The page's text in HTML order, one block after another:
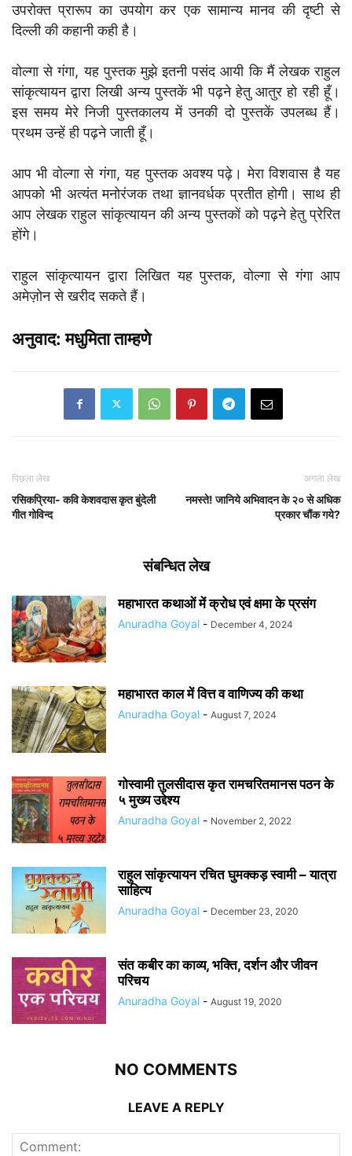
उपरोक्त प्रारूप का उपयोग कर एक सामान्य मानव की दृष्टी से
दिल्ली की कहानी कही है।
वोल्गा से गंगा, यह पुस्तक मुझे इतनी पसंद आयी कि मैं लेखक राहुल
सांकृत्यायन द्वारा लिखी अन्य पुस्तकें भी पढ़ने हेतु आतुर हो रही हूँ।
इस समय मेरे निजी पुस्तकालय में उनकी दो पुस्तकें उपलब्ध हैं।
प्रथम उन्हें ही पढ़ने जाती हूँ।
आप भी वोल्गा से गंगा, यह पुस्तक अवश्य पढ़े। मेरा विशवास है यह
आपको भी अत्यंत मनोरंजक तथा ज्ञानवर्धक प्रतीत होगी। साथ ही
आप लेखक राहुल सांकृत्यायन की अन्य पुस्तकों को पढ़ने हेतु प्रेरित
होंगे।
राहुल सांकृत्यायन द्वारा लिखित यह पुस्तक, वोल्गा से गंगा आप
अमेज़ोन से खरीद सकते हैं।
अनुवाद: मधुमिता ताम्हणे
पिछला लेख
रसिकप्रिया- कवि केशवदास कृत बुंदेली
गीत गोविन्द
अगला लेख
नमस्ते! जानिये अभिवादन के २० से अधिक
प्रकार चौंक गये?
संबन्धित लेख
महाभारत कथाओं में क्रोध एवं क्षमा के प्रसंग
Anuradha Goyal - December 4, 2024
महाभारत काल में वित्त व वाणिज्य की कथा
Anuradha Goyal - August 7, 2024
गोस्वामी तुलसीदास कृत रामचरितमानस पठन के
५ मुख्य उद्देश्य
Anuradha Goyal - November 2, 2022
राहुल सांकृत्यायन रचित घुमक्कड़ स्वामी – यात्रा
साहित्य
Anuradha Goyal - December 23, 2020
संत कबीर का काव्य, भक्ति, दर्शन और जीवन
परिचय
Anuradha Goyal - August 19, 2020
NO COMMENTS
LEAVE A REPLY